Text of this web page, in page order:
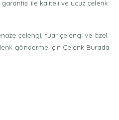
garantisi ile kaliteli ve ucuz çelenk
çelengi, fuar çelengi ve özel
gönderme için Çelenk Burada